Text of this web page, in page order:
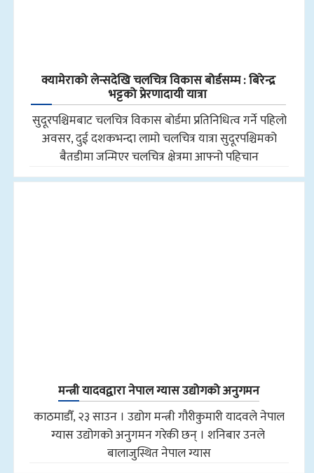
क्यामेराको लेन्सदेखि चलचित्र विकास बोर्डसम्म : बिरेन्द्र
भट्टको प्रेरणादायी यात्रा
सुदूरपश्चिमबाट चलचित्र विकास बोर्डमा प्रतिनिधित्व गर्ने पहिलो
अवसर, दुई दशकभन्दा लामो चलचित्र यात्रा सुदूरपश्चिमको
बैतडीमा जन्मिएर चलचित्र क्षेत्रमा आफ्नो पहिचान
मन्त्री यादवद्वारा नेपाल ग्यास उद्योगको अनुगमन
काठमाडौँ, २३ साउन । उद्योग मन्त्री गौरीकुमारी यादवले नेपाल
ग्यास उद्योगको अनुगमन गरेकी छन् । शनिबार उनले
बालाजुस्थित नेपाल ग्यास